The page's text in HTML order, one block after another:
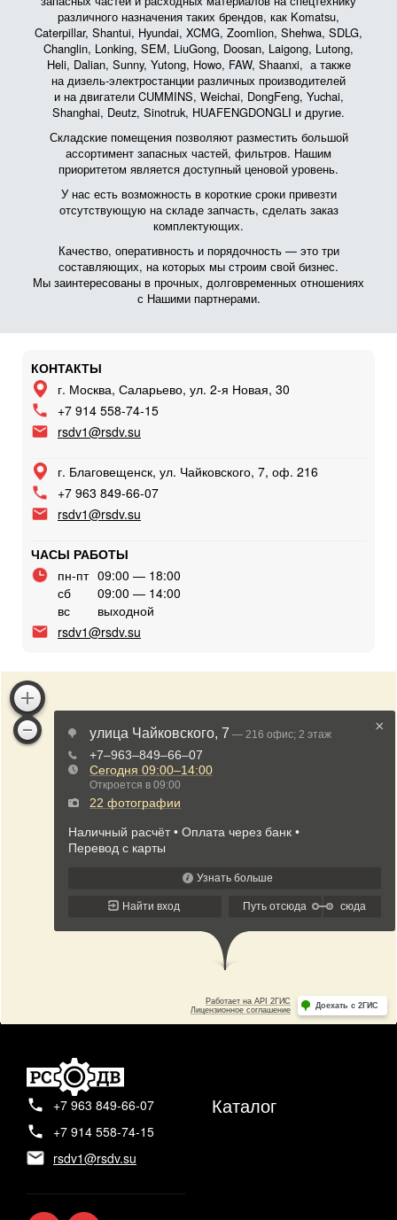
различного назначения таких брендов, как Komatsu,
Caterpillar, Shantui, Hyundai, XCMG, Zoomlion, Shehwa, SDLG,
Changlin, Lonking, SEM, LiuGong, Doosan, Laigong, Lutong,
Heli, Dalian, Sunny, Yutong, Howo, FAW, Shaanxi, а также
на дизель-электростанции различных производителей
и на двигатели CUMMINS, Weichai, DongFeng, Yuchai,
Shanghai, Deutz, Sinotruk, HUAFENGDONGLI и другие.
Складские помещения позволяют разместить большой
ассортимент запасных частей, фильтров. Нашим
приоритетом является доступный ценовой уровень.
У нас есть возможность в короткие сроки привезти
отсутствующую на складе запчасть, сделать заказ
комплектующих.
Качество, оперативность и порядочность — это три
составляющих, на которых мы строим свой бизнес.
Мы заинтересованы в прочных, долговременных отношениях
с Нашими партнерами.
КОНТАКТЫ
г. Москва, Саларьево, ул. 2-я Новая, 30
+7 914 558-74-15
rsdv1@rsdv.su
г. Благовещенск, ул. Чайковского, 7, оф. 216
+7 963 849-66-07
rsdv1@rsdv.su
ЧАСЫ РАБОТЫ
пн-пт 09:00 — 18:00
сб
09:00 — 14:00
вс
выходной
rsdv1@rsdv.su
+7 963 849-66-07
+7 914 558-74-15
rsdv1@rsdv.su
Каталог